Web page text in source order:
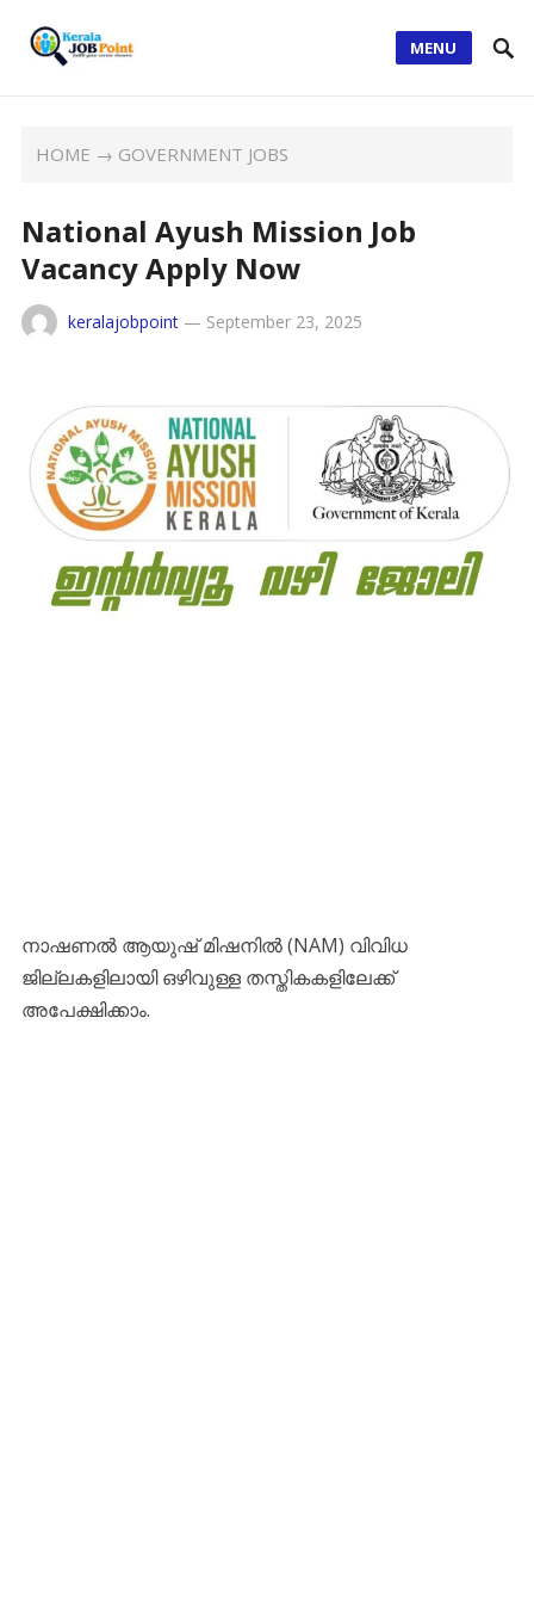
MENU
HOME → GOVERNMENT JOBS
National Ayush Mission Job
Vacancy Apply Now
keralajobpoint— September 23, 2025
നാഷണൽ ആയുഷ് മിഷനിൽ (NAM) വിവിധ
ജില്ലകളിലായി ഒഴിവുള്ള തസ്തികകളിലേക്ക്
അപേക്ഷിക്കാം.